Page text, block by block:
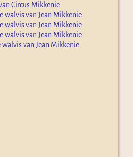
Circus Mikkenie
walvis van Jean Mikkenie
walvis van Jean Mikkenie
walvis van Jean Mikkenie
walvis van Jean Mikkenie